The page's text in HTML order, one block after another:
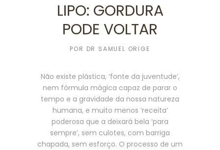
LIPO: GORDURA
PODE VOLTAR
POR DR SAMUEL ORIGE
Não existe plástica, ‘fonte da juventude’,
nem fórmula mágica capaz de parar o
tempo e a gravidade da nossa natureza
humana, e muito menos ‘receita’
poderosa que a deixará bela ‘para
sempre’, sem culotes, com barriga
chapada, sem esforço. O processo de um